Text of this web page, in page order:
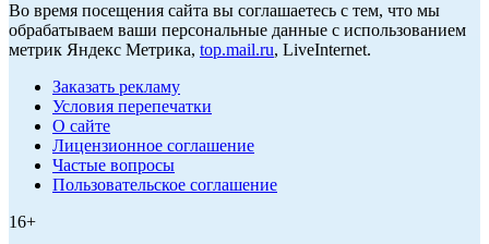
Во время посещения сайта вы соглашаетесь с тем, что мы
обрабатываем ваши персональные данные с использованием
метрик Яндекс Метрика, top.mail.ru, LiveInternet.
Заказать рекламу
Условия перепечатки
О сайте
Лицензионное соглашение
Частые вопросы
Пользовательское соглашение
16+